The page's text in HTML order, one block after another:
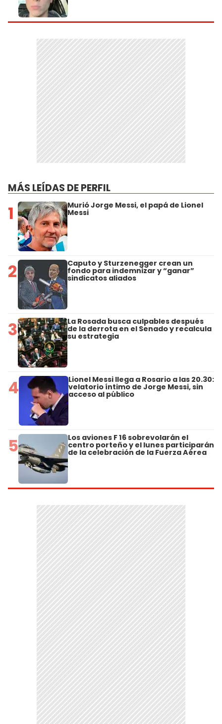
MÁS LEÍDAS DE PERFIL
1 Murió Jorge Messi, el papá de Lionel
Messi
2 Caputo y Sturzenegger crean un
fondo para indemnizar y “ganar”
sindicatos aliados
3 La Rosada busca culpables después
de la derrota en el Senado y recalcula
su estrategia
4 Lionel Messi llega a Rosario a las 20.30:
velatorio íntimo de Jorge Messi, sin
acceso al público
5 Los aviones F 16 sobrevolarán el
centro porteño y el lunes participarán
de la celebración de la Fuerza Aérea